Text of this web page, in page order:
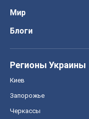
Мир
Блоги
Регионы Украины
Киев
Запорожье
Черкассы